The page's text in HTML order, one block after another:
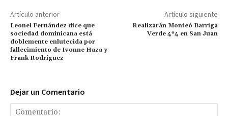
Artículo anterior
Leonel Fernández dice que
sociedad dominicana está
doblemente enlutecida por
fallecimiento de Ivonne Haza y
Frank Rodríguez
Artículo siguiente
Realizarán Monteó Barriga
Verde 4*4 en San Juan
Dejar un Comentario